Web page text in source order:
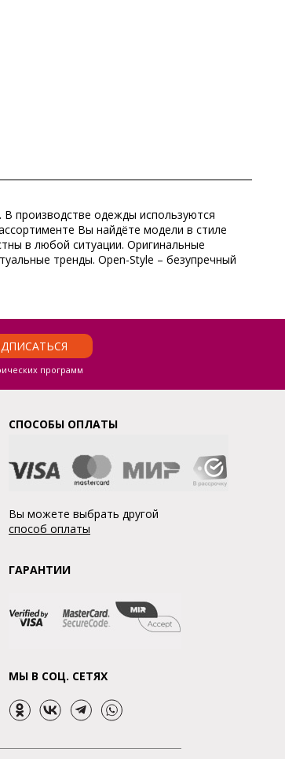
производстве одежды используются
Вы найдёте модели в стиле
в любой ситуации. Оригинальные
тренды. Open-Style – безупречный
программ
СПОСОБЫ ОПЛАТЫ
Вы можете выбрать другой
способ оплаты
ГАРАНТИИ
МЫ В СОЦ. СЕТЯХ